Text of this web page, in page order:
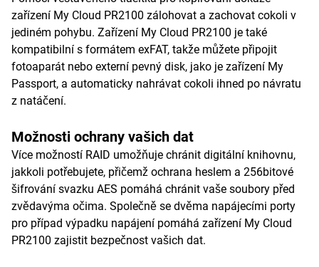
zařízení My Cloud PR2100 zálohovat a zachovat cokoli v
jediném pohybu. Zařízení My Cloud PR2100 je také
kompatibilní s formátem exFAT, takže můžete připojit
fotoaparát nebo externí pevný disk, jako je zařízení My
Passport, a automaticky nahrávat cokoli ihned po návratu
z natáčení.
Možnosti ochrany vašich dat
Více možností RAID umožňuje chránit digitální knihovnu,
jakkoli potřebujete, přičemž ochrana heslem a 256bitové
šifrování svazku AES pomáhá chránit vaše soubory před
zvědavýma očima. Společně se dvěma napájecími porty
pro případ výpadku napájení pomáhá zařízení My Cloud
PR2100 zajistit bezpečnost vašich dat.